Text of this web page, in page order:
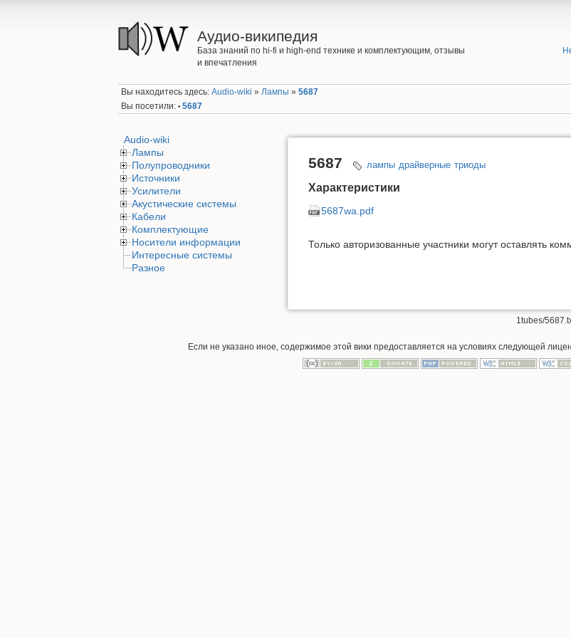
Аудио-википедия
База знаний по hi-fi и high-end технике и комплектующим, отзывы
и впечатления
Вы находитесь здесь:Audio-wiki »Лампы »5687
Вы посетили: • 5687
Audio-wiki
Лампы
Полупроводники
Источники
Усилители
Акустические системы
Кабели
Комплектующие
Носители информации
Интересные системы
Разное
5687 лампы драйверные триоды
Характеристики
5687wa.pdf
Только авторизованные участники могут оставлять
1tubes/
Если не указано иное, содержимое этой вики предоставляется на условиях следующей